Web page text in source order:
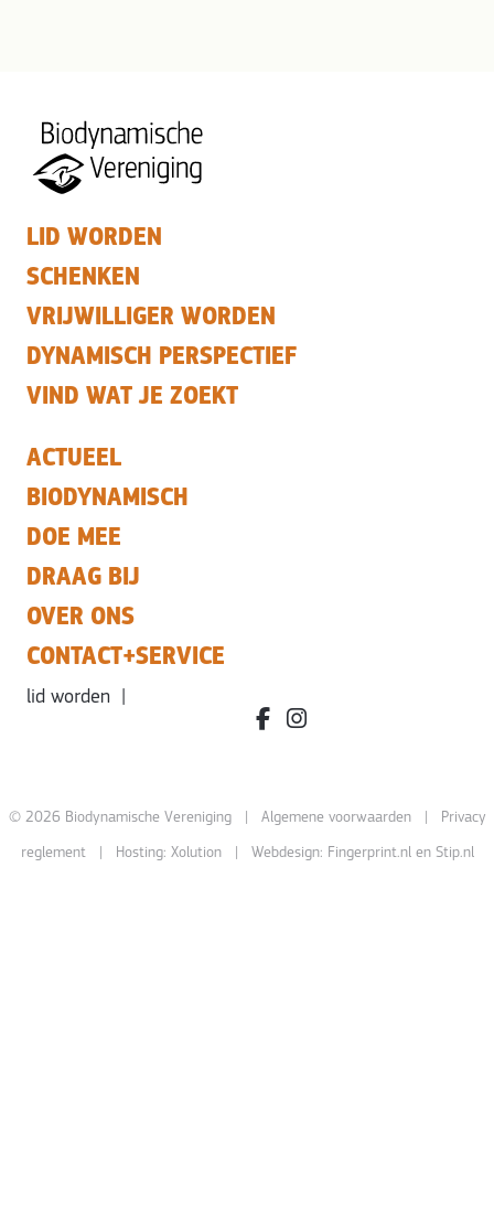
LID WORDEN
SCHENKEN
VRIJWILLIGER WORDEN
DYNAMISCH PERSPECTIEF
VIND WAT JE ZOEKT
ACTUEEL
BIODYNAMISCH
DOE MEE
DRAAG BIJ
OVER ONS
CONTACT+SERVICE
lid worden
facebook.com/bdvereniging/
instagram.com/
© 2026 Biodynamische Vereniging | Algemene voorwaarden| Privacy
reglement| Hosting: Xolution| Webdesign: Fingerprint.nlen Stip.nl